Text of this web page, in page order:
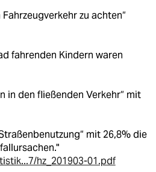
Fahrzeugverkehr zu achten“
fahrenden Kindern waren
in den fließenden Verkehr“ mit
mit 26,8% die
hz_201903-01.pdf